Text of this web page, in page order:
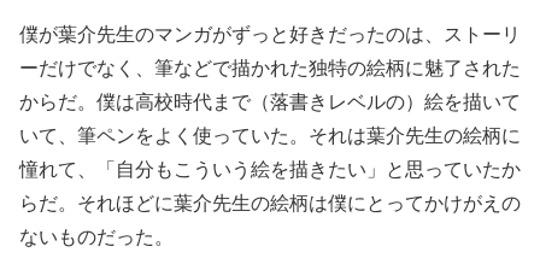
僕が葉介先生のマンガがずっと好きだったのは、ストーリ
ーだけでなく、筆などで描かれた独特の絵柄に魅了された
からだ。僕は高校時代まで（落書きレベルの）絵を描いて
いて、筆ペンをよく使っていた。それは葉介先生の絵柄に
憧れて、「自分もこういう絵を描きたい」と思っていたか
らだ。それほどに葉介先生の絵柄は僕にとってかけがえの
ないものだった。